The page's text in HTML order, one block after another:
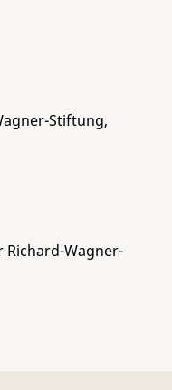
Stiftung,
Richard-Wagner-